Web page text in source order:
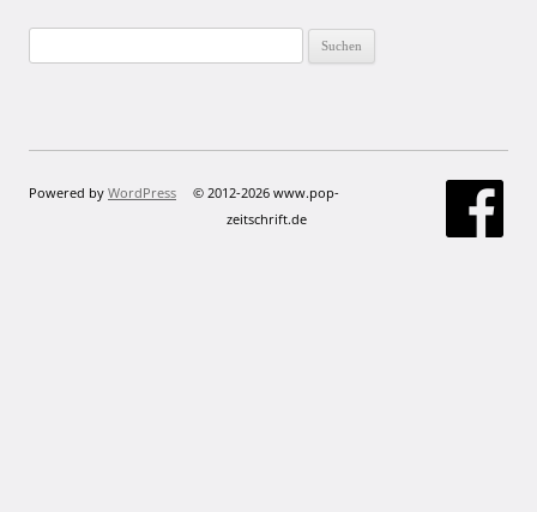
nach:
Powered by WordPress
© 2012-2026 www.pop-
zeitschrift.de